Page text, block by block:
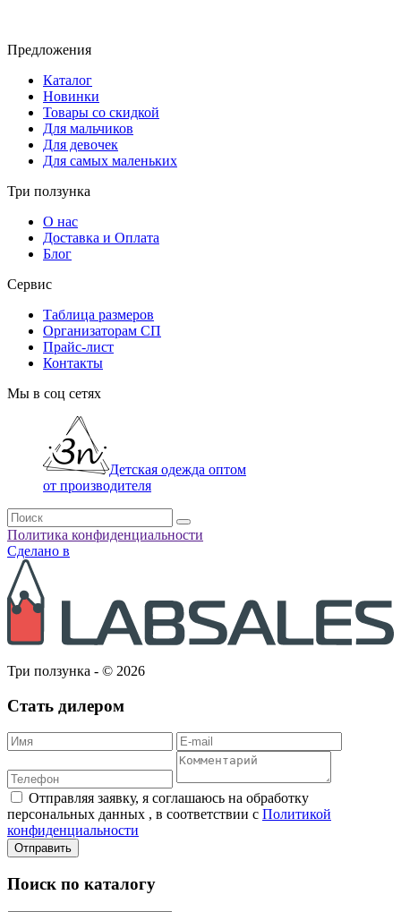
Предложения
Каталог
Новинки
Товары со скидкой
Для мальчиков
Для девочек
Для самых маленьких
Три ползунка
О нас
Доставка и Оплата
Блог
Сервис
Таблица размеров
Организаторам СП
Прайс-лист
Контакты
Мы в соц сетях
Детская одежда оптом
от производителя
Политика конфиденциальности
Сделано в
Три ползунка - © 2026
Стать дилером
Отправляя заявку, я соглашаюсь на обработку
персональных данных , в соответствии с Политикой
конфиденциальности
Отправить
Поиск по каталогу